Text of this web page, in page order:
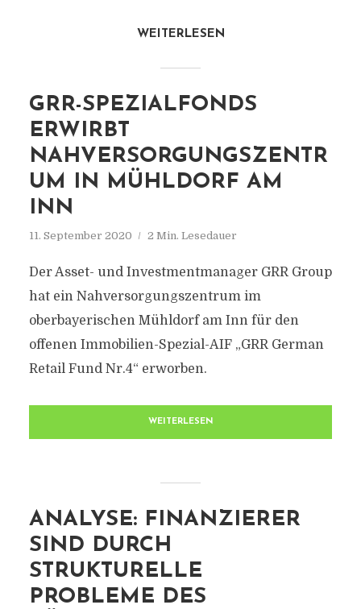
WEITERLESEN
GRR-SPEZIALFONDS
ERWIRBT
NAHVERSORGUNGSZENTR
UM IN MÜHLDORF AM
INN
11. September 2020 2 Min. Lesedauer
Der Asset- und Investmentmanager GRR Group
hat ein Nahversorgungszentrum im
oberbayerischen Mühldorf am Inn für den
offenen Immobilien-Spezial-AIF „GRR German
Retail Fund Nr.4“ erworben.
WEITERLESEN
ANALYSE: FINANZIERER
SIND DURCH
STRUKTURELLE
PROBLEME DES